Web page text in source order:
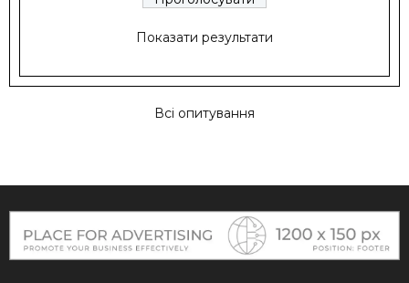
Показати результати
Всі опитування